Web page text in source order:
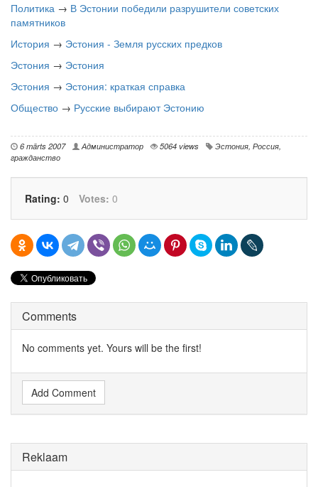
Политика → В Эстонии победили разрушители советских
памятников
История → Эстония - Земля русских предков
Эстония → Эстония
Эстония → Эстония: краткая справка
Общество → Русские выбирают Эстонию
6 märts 2007 Администратор 5064 views Эстония, Россия,
гражданство
Rating: 0 Votes: 0
Comments
No comments yet. Yours will be the first!
Add Comment
Reklaam